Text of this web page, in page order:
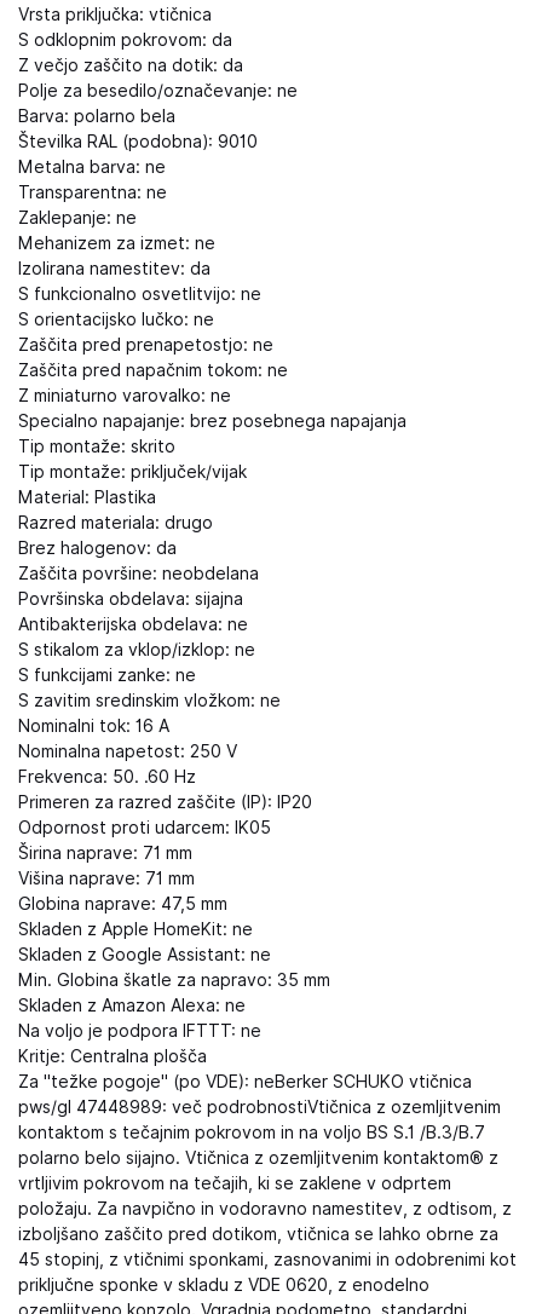
Vrsta priključka: vtičnica
S odklopnim pokrovom: da
Z večjo zaščito na dotik: da
Polje za besedilo/označevanje: ne
Barva: polarno bela
Številka RAL (podobna): 9010
Metalna barva: ne
Transparentna: ne
Zaklepanje: ne
Mehanizem za izmet: ne
Izolirana namestitev: da
S funkcionalno osvetlitvijo: ne
S orientacijsko lučko: ne
Zaščita pred prenapetostjo: ne
Zaščita pred napačnim tokom: ne
Z miniaturno varovalko: ne
Specialno napajanje: brez posebnega napajanja
Tip montaže: skrito
Tip montaže: priključek/vijak
Material: Plastika
Razred materiala: drugo
Brez halogenov: da
Zaščita površine: neobdelana
Površinska obdelava: sijajna
Antibakterijska obdelava: ne
S stikalom za vklop/izklop: ne
S funkcijami zanke: ne
S zavitim sredinskim vložkom: ne
Nominalni tok: 16 A
Nominalna napetost: 250 V
Frekvenca: 50. .60 Hz
Primeren za razred zaščite (IP): IP20
Odpornost proti udarcem: IK05
Širina naprave: 71 mm
Višina naprave: 71 mm
Globina naprave: 47,5 mm
Skladen z Apple HomeKit: ne
Skladen z Google Assistant: ne
Min. Globina škatle za napravo: 35 mm
Skladen z Amazon Alexa: ne
Na voljo je podpora IFTTT: ne
Kritje: Centralna plošča
Za "težke pogoje" (po VDE): neBerker SCHUKO vtičnica
pws/gl 47448989: več podrobnostiVtičnica z ozemljitvenim
kontaktom s tečajnim pokrovom in na voljo BS S.1 /B.3/B.7
polarno belo sijajno. Vtičnica z ozemljitvenim kontaktom® z
vrtljivim pokrovom na tečajih, ki se zaklene v odprtem
položaju. Za navpično in vodoravno namestitev, z odtisom, z
izboljšano zaščito pred dotikom, vtičnica se lahko obrne za
45 stopinj, z vtičnimi sponkami, zasnovanimi in odobrenimi kot
priključne sponke v skladu z VDE 0620, z enodelno